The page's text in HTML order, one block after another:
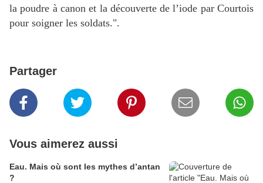
la poudre à canon et la découverte de l’iode par Courtois
pour soigner les soldats.".
Partager
Vous aimerez aussi
Eau. Mais où sont les mythes d’antan
?